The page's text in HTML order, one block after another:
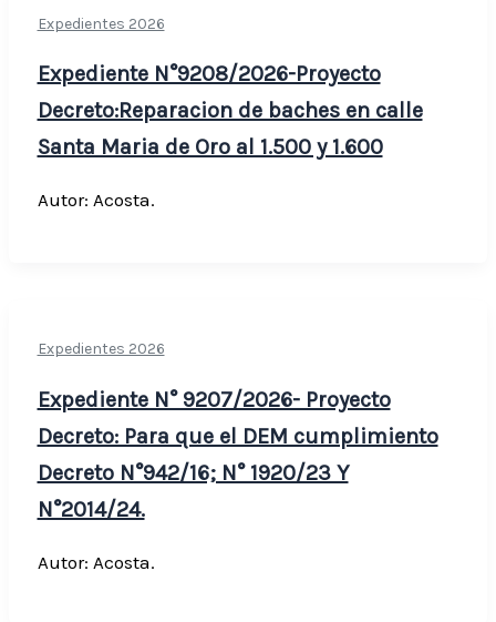
Expedientes 2026
Expediente N°9208/2026-Proyecto
Decreto:Reparacion de baches en calle
Santa Maria de Oro al 1.500 y 1.600
Autor: Acosta.
Expedientes 2026
Expediente N° 9207/2026- Proyecto
Decreto: Para que el DEM cumplimiento
Decreto N°942/16; N° 1920/23 Y
N°2014/24.
Autor: Acosta.